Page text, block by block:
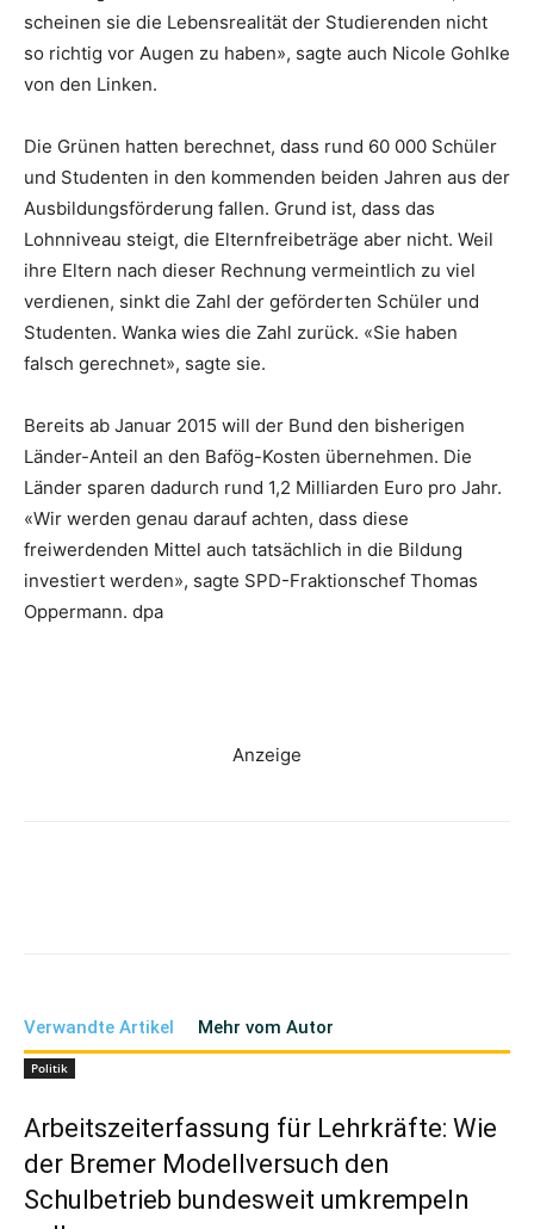
scheinen sie die Lebensrealität der Studierenden nicht
so richtig vor Augen zu haben», sagte auch Nicole Gohlke
von den Linken.
Die Grünen hatten berechnet, dass rund 60 000 Schüler
und Studenten in den kommenden beiden Jahren aus der
Ausbildungsförderung fallen. Grund ist, dass das
Lohnniveau steigt, die Elternfreibeträge aber nicht. Weil
ihre Eltern nach dieser Rechnung vermeintlich zu viel
verdienen, sinkt die Zahl der geförderten Schüler und
Studenten. Wanka wies die Zahl zurück. «Sie haben
falsch gerechnet», sagte sie.
Bereits ab Januar 2015 will der Bund den bisherigen
Länder-Anteil an den Bafög-Kosten übernehmen. Die
Länder sparen dadurch rund 1,2 Milliarden Euro pro Jahr.
«Wir werden genau darauf achten, dass diese
freiwerdenden Mittel auch tatsächlich in die Bildung
investiert werden», sagte SPD-Fraktionschef Thomas
Oppermann. dpa
Anzeige
Verwandte Artikel Mehr vom Autor
Politik
Arbeitszeiterfassung für Lehrkräfte: Wie
der Bremer Modellversuch den
Schulbetrieb bundesweit umkrempeln